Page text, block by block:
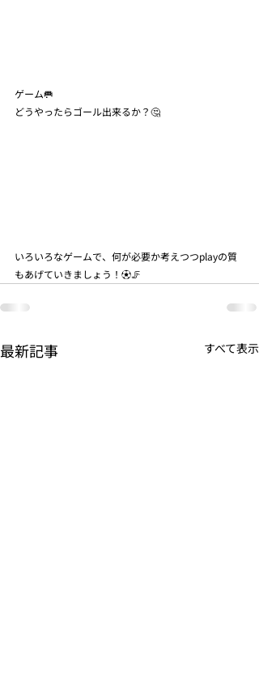
ゲーム🥅
どうやったらゴール出来るか？🤔
いろいろなゲームで、何が必要か考えつつplayの質
もあげていきましょう！⚽️🦵
最新記事 すべて表示